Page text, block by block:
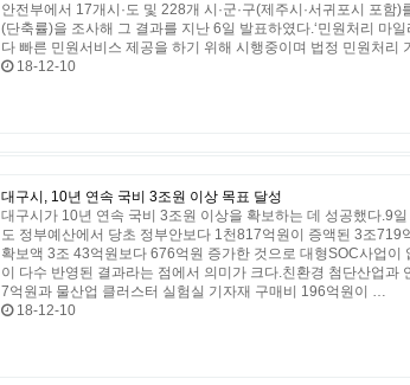
안전부에서 17개시·도 및 228개 시·군·구(제주시·서귀포시 포
(단축률)을 조사해 그 결과를 지난 6일 발표하였다.‘민원처리 마
다 빠른 민원서비스 제공을 하기 위해 시행중이며 법정 민원처리
18-12-10
대구시, 10년 연속 국비 3조원 이상 목표 달성
대구시가 10년 연속 국비 3조원 이상을 확보하는 데 성공했다.9
도 정부예산에서 당초 정부안보다 1천817억원이 증액된 3조719
확보액 3조 43억원보다 676억원 증가한 것으로 대형SOC사업
이 다수 반영된 결과라는 점에서 의미가 크다.친환경 첨단산업과
7억원과 물산업 클러스터 실험실 기자재 구매비 196억원이 …
18-12-10